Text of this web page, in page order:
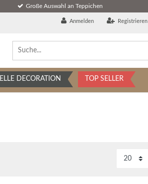
Große Auswahl an Teppichen
Anmelden Registrieren
ELLE DECORATION TOP SELLER